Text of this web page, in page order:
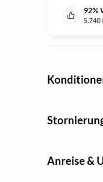
92%
5.740
Anreise &